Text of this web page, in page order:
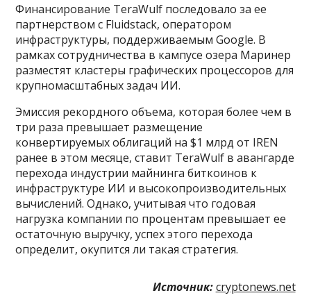
Финансирование TeraWulf последовало за ее
партнерством с Fluidstack, оператором
инфраструктуры, поддерживаемым Google. В
рамках сотрудничества в кампусе озера Маринер
разместят кластеры графических процессоров для
крупномасштабных задач ИИ.
Эмиссия рекордного объема, которая более чем в
три раза превышает размещение
конвертируемых облигаций на $1 млрд от IREN
ранее в этом месяце, ставит TeraWulf в авангарде
перехода индустрии майнинга биткоинов к
инфраструктуре ИИ и высокопроизводительных
вычислений. Однако, учитывая что годовая
нагрузка компании по процентам превышает ее
остаточную выручку, успех этого перехода
определит, окупится ли такая стратегия.
Источник: cryptonews.net